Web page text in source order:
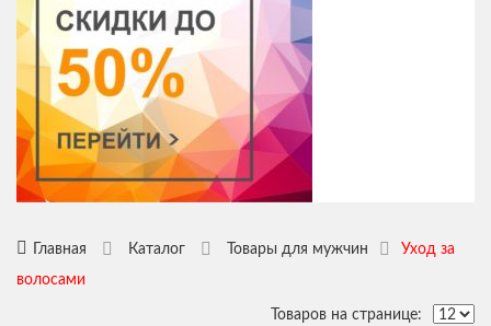
Кофе Напитки Наттокиназа
Плацента Приправа
Сладости Суп
Хондроитин Чай
Главная Каталог Товары для мужчин
Уход за
волосами
Товаров на странице: